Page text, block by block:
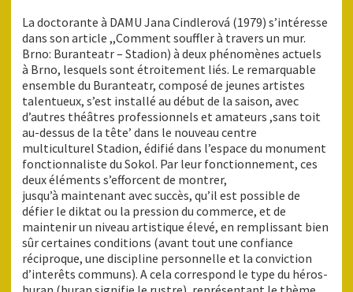
La doctorante à DAMU Jana Cindlerová (1979) s’intéresse
dans son article ,,Comment souffler à travers un mur.
Brno: Buranteatr – Stadion) à deux phénomènes actuels
à Brno, lesquels sont étroitement liés. Le remarquable
ensemble du Buranteatr, composé de jeunes artistes
talentueux, s’est installé au début de la saison, avec
d’autres théâtres professionnels et amateurs ,sans toit
au-dessus de la tête’ dans le nouveau centre
multiculturel Stadion, édifié dans l’espace du monument
fonctionnaliste du Sokol. Par leur fonctionnement, ces
deux éléments s’efforcent de montrer,
jusqu’à maintenant avec succès, qu’il est possible de
défier le diktat ou la pression du commerce, et de
maintenir un niveau artistique élevé, en remplissant bien
sûr certaines conditions (avant tout une confiance
réciproque, une discipline personnelle et la conviction
d’interêts communs). A cela correspond le type du héros-